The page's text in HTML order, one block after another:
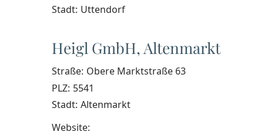
Stadt: Uttendorf
Heigl GmbH, Altenmarkt
Straße: Obere Marktstraße 63
PLZ: 5541
Stadt: Altenmarkt
Website: